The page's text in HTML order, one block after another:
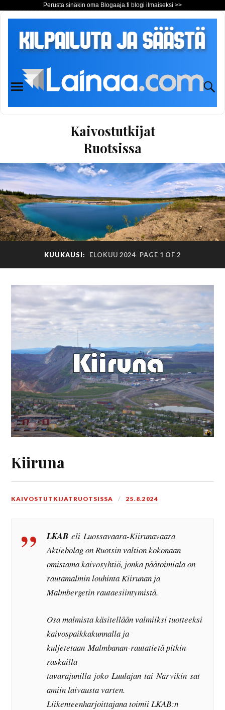
Perusta sinäkin oma Blogaaja.fi blogi ilmaiseksi >>
Kaivostutkijat
Ruotsissa
KUUKAUSI: ELOKUU 2024 PAGE 1 OF 2
Kiiruna
KAIVOSTUTKIJATRUOTSISSA 25.8.2024
LKAB eliLuossavaara-Kiirunavaara
Aktiebolagon Ruotsin valtion kokonaan
omistama kaivosyhtiö, jonka päätoimiala on
rautamalmin louhinta Kiirunan ja
Malmbergetin rautaesiintymistä.
Osa malmista käsitellään valmiiksi tuotteeksi
kaivospaikkakunnalla ja
kuljetetaan Malmbanan-rautatietä pitkin
raskailla
tavarajunilla joko Luulajan tai Narvikin sat
amiin laivausta varten.
Liikenteenharjoittajana toimii LKAB:n